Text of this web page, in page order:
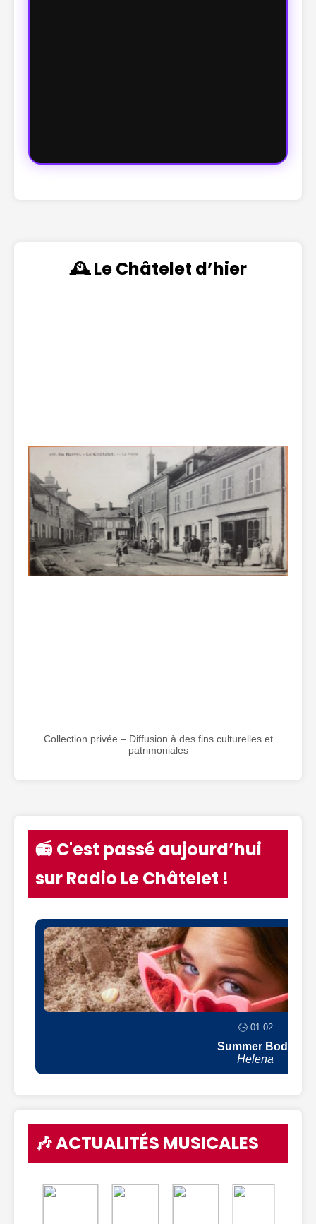
🕰️ Le Châtelet d’hier
Collection privée – Diffusion à des fins culturelles et
patrimoniales
📻 C'est passé aujourd’hui
sur Radio Le Châtelet !
🕒 01:02
Summer Body
Helena
🎶 ACTUALITÉS MUSICALES